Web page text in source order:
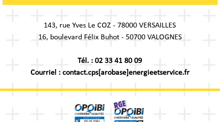
143, rue Yves Le COZ - 78000 VERSAILLES
16, boulevard Félix Buhot - 50700 VALOGNES
Tél. : 02 33 41 80 09
Courriel : contact.cps[arobase]energieetservice.fr